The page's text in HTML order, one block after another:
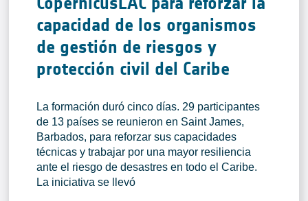
capacidad de los organismos
de gestión de riesgos y
protección civil del Caribe
La formación duró cinco días. 29 participantes
de 13 países se reunieron en Saint James,
Barbados, para reforzar sus capacidades
técnicas y trabajar por una mayor resiliencia
ante el riesgo de desastres en todo el Caribe.
La iniciativa se llevó